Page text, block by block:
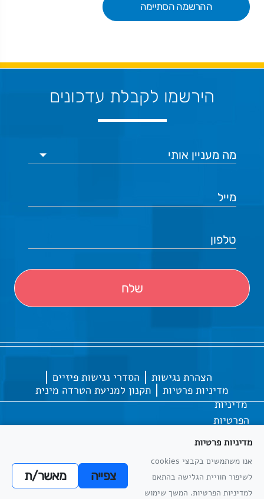
ההרשמה הסתיימה
הירשמו לקבלת עדכונים
הצהרת נגישות
הסדרי נגישות פיזיים
מדיניות פרטיות
תקנון למניעת הטרדה מינית
מדיניות
הפרטיות
כל הזכויות שמורות אתריקס פיתוח מערכות מידע
מדיניות
מדיניות פרטיות
אנו משתמשים בקבצי cookies
לשיפור חוויית הגלישה בהתאם
למדיניות הפרטיות. המשך שימוש
צפייה מאשר/ת